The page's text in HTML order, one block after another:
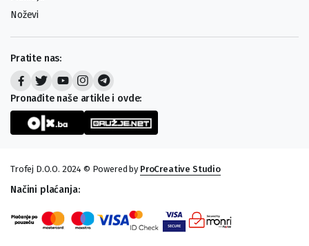
Noževi
Pratite nas:
Pronađite naše artikle i ovde:
Trofej D.O.O. 2024 © Powered by ProCreative Studio
Načini plaćanja: